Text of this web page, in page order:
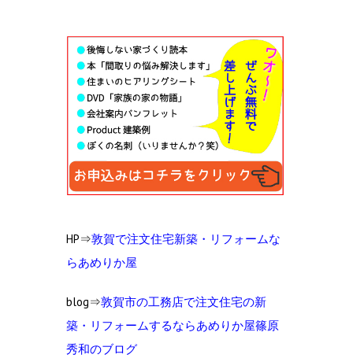
HP⇒敦賀で注文住宅新築・リフォームな
らあめりか屋
blog⇒敦賀市の工務店で注文住宅の新
築・リフォームするならあめりか屋篠原
秀和のブログ